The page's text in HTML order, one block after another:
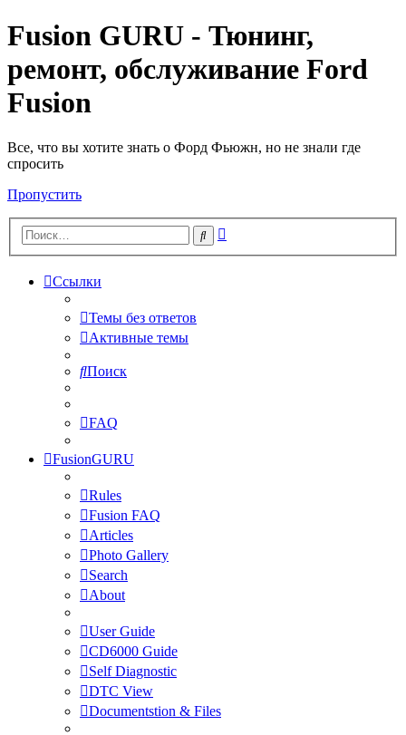
Fusion GURU - Тюнинг,
ремонт, обслуживание Ford
Fusion
Все, что вы хотите знать о Форд Фьюжн, но не знали где
спросить
Пропустить
Поиск
Ссылки
Темы без ответов
Активные темы
Поиск
FAQ
FusionGURU
Rules
Fusion FAQ
Articles
Photo Gallery
Search
About
User Guide
CD6000 Guide
Self Diagnostic
DTC View
Documentstion & Files